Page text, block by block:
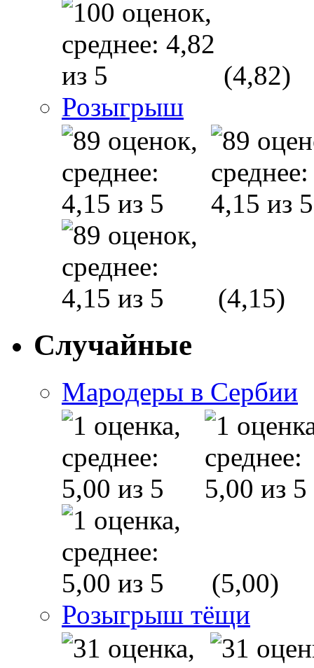
(4,82)
Розыгрыш
(4,15)
Случайные
Мародеры в Сербии
(5,00)
Розыгрыш тёщи